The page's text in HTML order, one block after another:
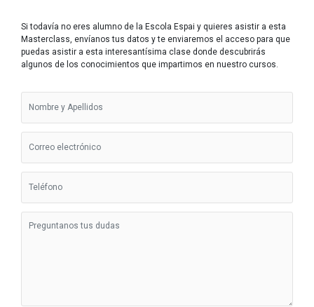
Si todavía no eres alumno de la Escola Espai y quieres asistir a esta
Masterclass, envíanos tus datos y te enviaremos el acceso para que
puedas asistir a esta interesantísima clase donde descubrirás
algunos de los conocimientos que impartimos en nuestro cursos.